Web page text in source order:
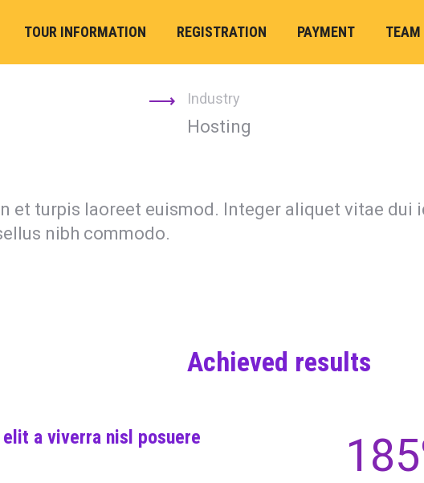
TOUR INFORMATION REGISTRATION PAYMENT TEAM
Industry
Hosting
et turpis laoreet euismod. Integer aliquet vitae dui
nibh commodo.
Achieved results
a viverra nisl posuere
185